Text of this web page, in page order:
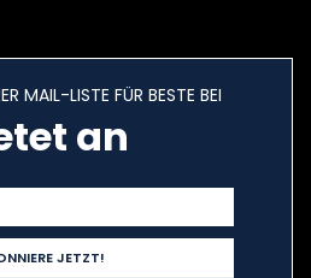
MAIL-LISTE FÜR BESTE BEI
an